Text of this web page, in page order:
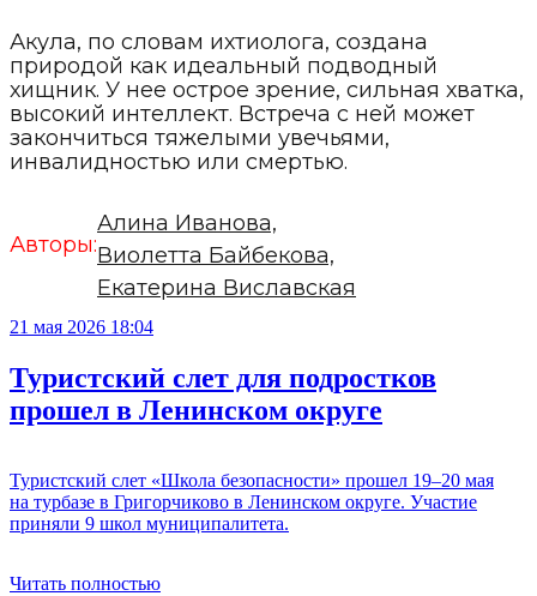
Акула, по словам ихтиолога, создана
природой как идеальный подводный
хищник. У нее острое зрение, сильная хватка,
высокий интеллект. Встреча с ней может
закончиться тяжелыми увечьями,
инвалидностью или смертью.
Авторы:
Алина Иванова,
Виолетта Байбекова,
Екатерина Виславская
21 мая 2026 18:04
Туристский слет для подростков
прошел в Ленинском округе
Туристский слет «Школа безопасности» прошел 19–20 мая
на турбазе в Григорчиково в Ленинском округе. Участие
приняли 9 школ муниципалитета.
Читать полностью